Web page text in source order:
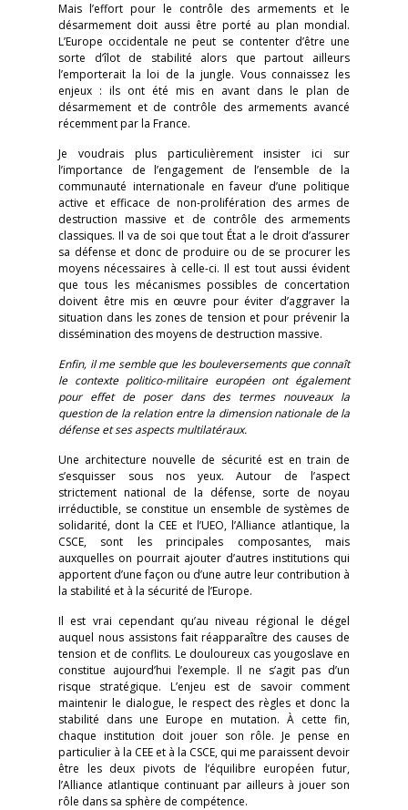
Mais l’effort pour le contrôle des armements et le
désarmement doit aussi être porté au plan mondial.
L’Europe occidentale ne peut se contenter d’être une
sorte d’îlot de stabilité alors que partout ailleurs
l’emporterait la loi de la jungle. Vous connaissez les
enjeux : ils ont été mis en avant dans le plan de
désarmement et de contrôle des armements avancé
récemment par la France.
Je voudrais plus particulièrement insister ici sur
l’importance de l’engagement de l’ensemble de la
communauté internationale en faveur d’une politique
active et efficace de non-prolifération des armes de
destruction massive et de contrôle des armements
classiques. Il va de soi que tout État a le droit d’assurer
sa défense et donc de produire ou de se procurer les
moyens nécessaires à celle-ci. Il est tout aussi évident
que tous les mécanismes possibles de concertation
doivent être mis en œuvre pour éviter d’aggraver la
situation dans les zones de tension et pour prévenir la
dissémination des moyens de destruction massive.
Enfin, il me semble que les bouleversements que connaît
le contexte politico-militaire européen ont également
pour effet de poser dans des termes nouveaux la
question de la relation entre la dimension nationale de la
défense et ses aspects multilatéraux.
Une architecture nouvelle de sécurité est en train de
s’esquisser sous nos yeux. Autour de l’aspect
strictement national de la défense, sorte de noyau
irréductible, se constitue un ensemble de systèmes de
solidarité, dont la CEE et l’UEO, l’Alliance atlantique, la
CSCE, sont les principales composantes, mais
auxquelles on pourrait ajouter d’autres institutions qui
apportent d’une façon ou d’une autre leur contribution à
la stabilité et à la sécurité de l’Europe.
Il est vrai cependant qu’au niveau régional le dégel
auquel nous assistons fait réapparaître des causes de
tension et de conflits. Le douloureux cas yougoslave en
constitue aujourd’hui l’exemple. Il ne s’agit pas d’un
risque stratégique. L’enjeu est de savoir comment
maintenir le dialogue, le respect des règles et donc la
stabilité dans une Europe en mutation. À cette fin,
chaque institution doit jouer son rôle. Je pense en
particulier à la CEE et à la CSCE, qui me paraissent devoir
être les deux pivots de l’équilibre européen futur,
l’Alliance atlantique continuant par ailleurs à jouer son
rôle dans sa sphère de compétence.